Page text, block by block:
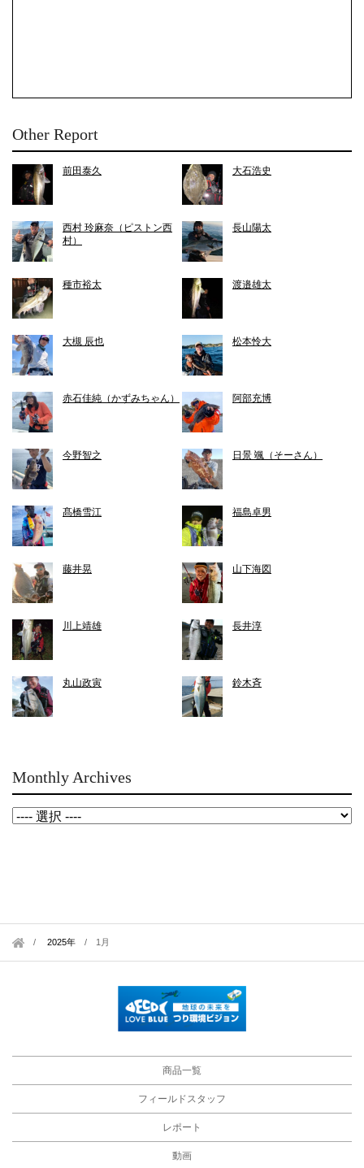
Other Report
前田泰久 大石浩史
西村 玲麻奈（ピストン西
村）
長山陽太
種市裕太 渡邉雄太
大槻 辰也 松本怜大
赤石佳純（かずみちゃん） 阿部充博
今野智之 日景 颯（そーさん）
髙橋雪江 福島卓男
藤井晃 山下海図
川上靖雄 長井淳
丸山政寅 鈴木斉
Monthly Archives
2025年 / 1月
商品一覧
フィールドスタッフ
レポート
動画